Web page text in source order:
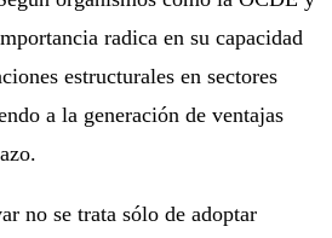
radica en su capacidad
estructurales en sectores
a la generación de ventajas
no se trata sólo de adoptar